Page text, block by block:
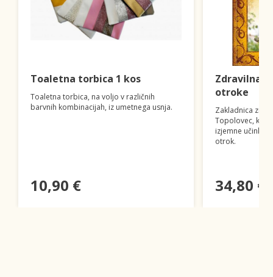
Toaletna torbica 1 kos
Toaletna torbica, na voljo v različnih
barvnih kombinacijah, iz umetnega usnja.
10,90 €
Zdravilna
otroke
Zakladnica
Topolovec, ki
izjemne učinke
otrok.
34,80 €